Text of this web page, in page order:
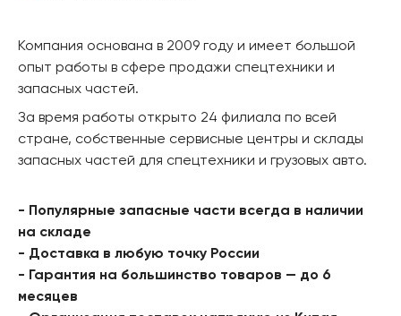
Компания основана в 2009 году и имеет большой
опыт работы в сфере продажи спецтехники и
запасных частей.
За время работы открыто 24 филиала по всей
стране, собственные сервисные центры и склады
запасных частей для спецтехники и грузовых авто.
- Популярные запасные части всегда в наличии
на складе
- Доставка в любую точку России
- Гарантия на большинство товаров — до 6
месяцев